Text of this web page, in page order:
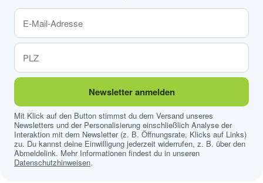
Newsletter anmelden
Mit Klick auf den Button stimmst du dem Versand unseres
Newsletters und der Personalisierung einschließlich Analyse der
Interaktion mit dem Newsletter (z. B. Öffnungsrate, Klicks auf Links)
zu. Du kannst deine Einwilligung jederzeit widerrufen, z. B. über den
Abmeldelink. Mehr Informationen findest du in unseren
Datenschutzhinweisen.